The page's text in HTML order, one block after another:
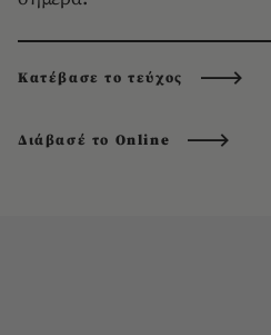
Κατέβασε το τεύχος
Διάβασέ το Online